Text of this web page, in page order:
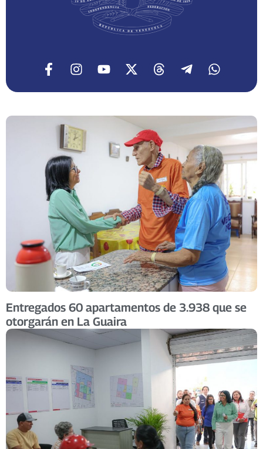
Entregados 60 apartamentos de 3.938 que se
otorgarán en La Guaira